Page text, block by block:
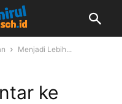
Menjadi Lebih...
ke